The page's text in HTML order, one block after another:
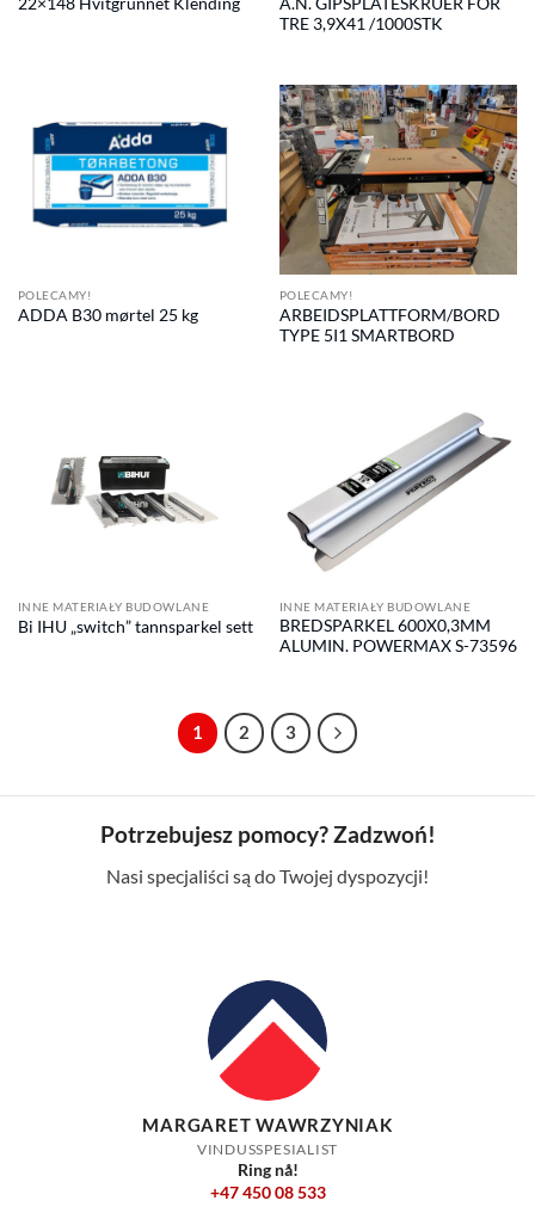
22×148 Hvitgrunnet Klending
TRE 3,9X41 /1000STK
POLECAMY!
ADDA B30 mørtel 25 kg
POLECAMY!
ARBEIDSPLATTFORM/BORD
TYPE 5I1 SMARTBORD
INNE MATERIAŁY BUDOWLANE
Bi IHU „switch” tannsparkel sett
INNE MATERIAŁY BUDOWLANE
BREDSPARKEL 600X0,3MM
ALUMIN. POWERMAX S-73596
1 2 3
Potrzebujesz pomocy? Zadzwoń!
Nasi specjaliści są do Twojej dyspozycji!
MARGARET WAWRZYNIAK
VINDUSSPESIALIST
Ring nå!
+47 450 08 533